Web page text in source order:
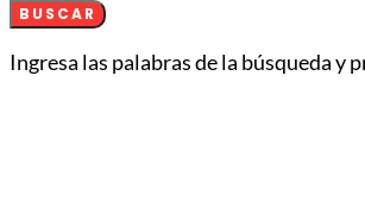
BUSCAR
Ingresa las palabras de la búsqueda y